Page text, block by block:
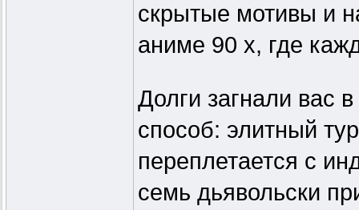
скрытые мотивы и
аниме 90 х, где
Долги загнали вас
способ: элитный
переплетается с
семь дьявольски